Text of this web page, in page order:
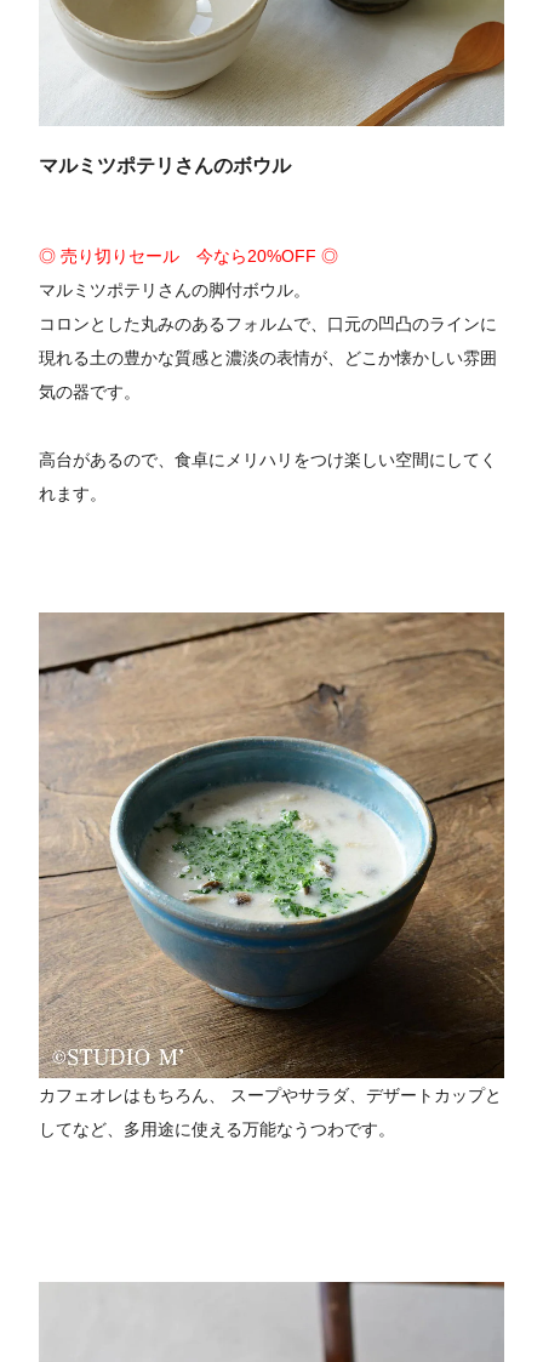
マルミツポテリさんのボウル
◎ 売り切りセール 今なら20%OFF ◎
マルミツポテリさんの脚付ボウル。
コロンとした丸みのあるフォルムで、口元の凹凸のラインに
現れる土の豊かな質感と濃淡の表情が、どこか懐かしい雰囲
気の器です。
高台があるので、食卓にメリハリをつけ楽しい空間にしてく
れます。
カフェオレはもちろん、 スープやサラダ、デザートカップと
してなど、多用途に使える万能なうつわです。